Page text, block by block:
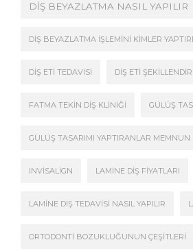
DIŞ BEYAZLATMA NASIL YAPILIR
DIŞ BEYAZLATMA İŞLEMINI KIMLER
DIŞ ETI TEDAVISI DIŞ ETI
FATMA TEKIN DIŞ KLINIĞI GÜLÜŞ
GÜLÜŞ TASARIMI YAPTIRANLAR MEMNUN
INVISALIGN LAMINE DIŞ FIYATLARI
LAMINE DIŞ TEDAVISI NASIL YAPILIR
ORTODONTI BOZUKLUĞUNUN ÇEŞITLERI